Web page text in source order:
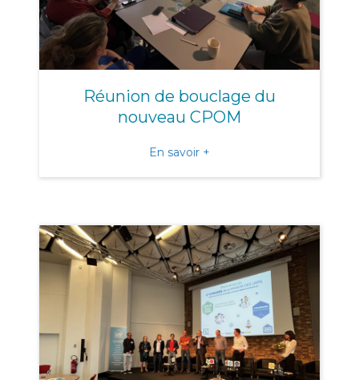
Réunion de bouclage du
nouveau CPOM
En savoir +